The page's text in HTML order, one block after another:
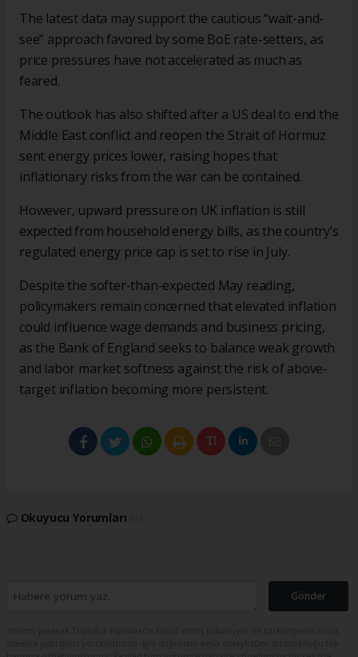
The latest data may support the cautious “wait-and-
see” approach favored by some BoE rate-setters, as
price pressures have not accelerated as much as
feared.
The outlook has also shifted after a US deal to end the
Middle East conflict and reopen the Strait of Hormuz
sent energy prices lower, raising hopes that
inflationary risks from the war can be contained.
However, upward pressure on UK inflation is still
expected from household energy bills, as the country’s
regulated energy price cap is set to rise in July.
Despite the softer-than-expected May reading,
policymakers remain concerned that elevated inflation
could influence wage demands and business pricing,
as the Bank of England seeks to balance weak growth
and labor market softness against the risk of above-
target inflation becoming more persistent.
Okuyucu Yorumları
Gönder